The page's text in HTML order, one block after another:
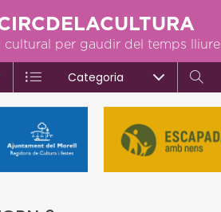
cultural per gaudir del temps lliure
Categoria